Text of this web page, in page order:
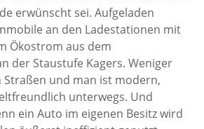
erwünscht sei. Aufgeladen
an den Ladestationen mit
Ökostrom aus dem
der Staustufe Kagers. Weniger
Straßen und man ist modern,
unterwegs. Und
ein Auto im eigenen Besitz wird